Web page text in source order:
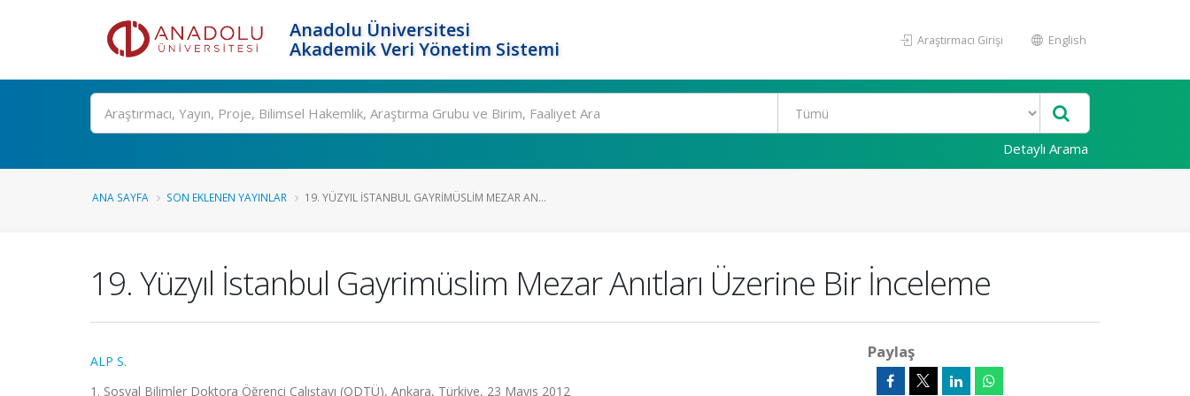
Anadolu Üniversitesi
Akademik Veri Yönetim Sistemi
Araştırmacı Girişi English
Ara
Detaylı Arama
ANA SAYFA SON EKLENEN YAYINLAR 19. YÜZYIL İSTANBUL GAYRIMÜSLIM MEZAR AN...
19. Yüzyıl İstanbul Gayrimüslim Mezar Anıtları Üzerine Bir İnceleme
ALP S.
1. Sosyal Bilimler Doktora Öğrenci Çalıştayı (ODTÜ), Ankara, Türkiye, 23 Mayıs 2012
Paylaş